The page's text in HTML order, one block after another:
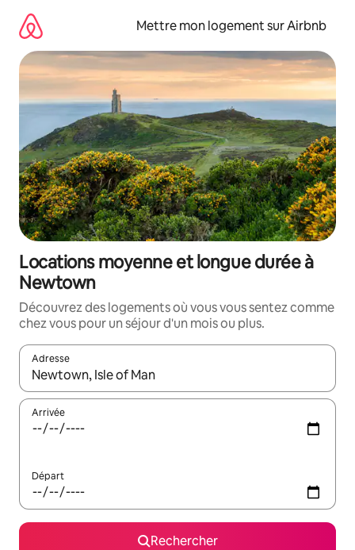
directement
contenu
Mettre mon logement sur Airbnb
Locations moyenne et longue durée à
Newtown
Découvrez des logements où vous vous sentez comme
chez vous pour un séjour d'un mois ou plus.
Adresse
Lorsque les résultats s'affichent, utilisez les flèches vers le
Arrivée
Départ
Rechercher